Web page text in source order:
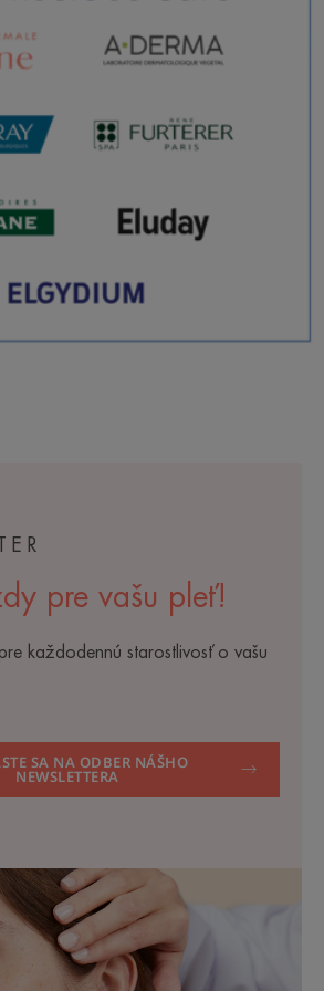
pre vašu pleť!
každodennú starostlivosť o vašu
SA NA ODBER NÁŠHO
NEWSLETTERA